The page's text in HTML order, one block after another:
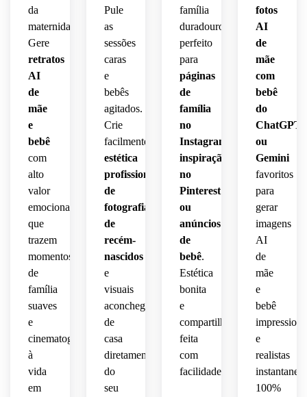
da
maternidade.
Gere
retratos
AI
de
mãe
e
bebê
com
alto
valor
emocional
que
trazem
momentos
de
família
suaves
e
cinematográficos
à
vida
em
Pule
as
sessões
caras
e
bebês
agitados.
Crie
facilmente
estética
profissional
de
fotografia
de
recém-
nascidos
e
visuais
aconchegantes
de
casa
diretamente
do
seu
família
duradouro
perfeito
para
páginas
de
família
no
Instagram,
inspiração
no
Pinterest
ou
anúncios
de
bebê.
Estética
bonita
e
compartilhável
feita
com
facilidade.
fotos
AI
de
mãe
com
bebê
do
ChatGPT
ou
Gemini
favoritos
para
gerar
imagens
AI
de
mãe
e
bebê
e
realistas
100%